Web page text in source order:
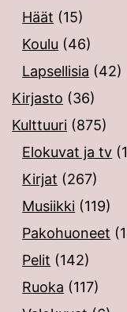
Häät (15)
Koulu (46)
Lapsellisia (42)
Kirjasto (36)
Kulttuuri (875)
Elokuvat ja tv
Kirjat (267)
Musiikki (119)
Pakohuoneet
Pelit (142)
Ruoka (117)